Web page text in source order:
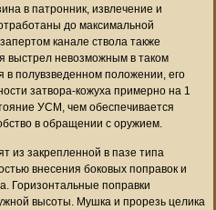
в патронник, извлечение и
до максимальной
канале ствола также
выстрел невозможным в таком
в полувзведенном положении, его
затвора-кожуха примерно на 1
УСМ, чем обеспечивается
в обращении с оружием.
из закрепленной в пазе типа
внесения боковых поправок и
Горизонтальные поправки
высоты. Мушка и прорезь целика